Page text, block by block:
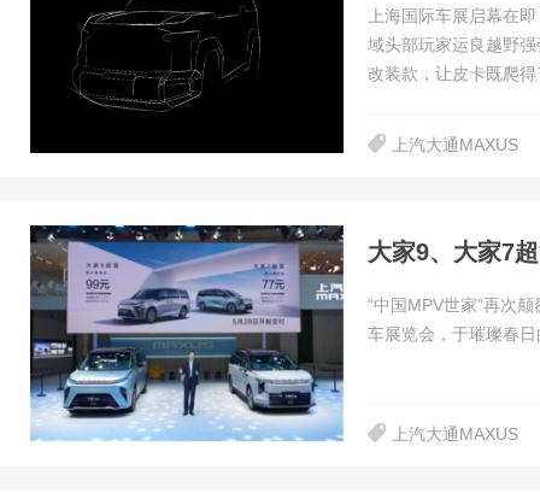
上海国际车展启幕在
域头部玩家运良越野
改装款，让皮卡既爬
上汽大通MAXUS
“中国MPV世家”再次
车展览会，于璀璨春
上汽大通MAXUS